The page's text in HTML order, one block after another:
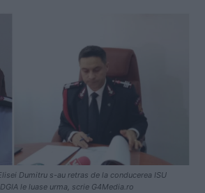
Dumitru s-au retras de la conducerea ISU
le luase urma, scrie G4Media.ro